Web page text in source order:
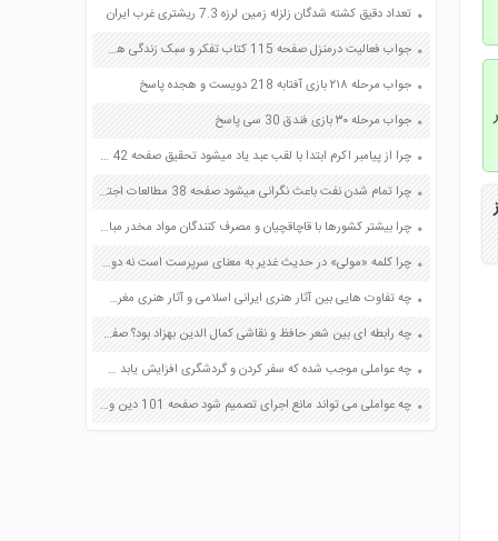
تعداد دقیق کشته شدگان زلزله زمین لرزه 7.3 ریشتری غرب ایران
جواب فعالیت درمنزل صفحه 115 کتاب تفکر و سبک زندگی هشتم باورها یا عقیده
جواب مرحله ۲۱۸ بازی آفتابه 218 دویست و هجده پاسخ
جواب مرحله ۳۰ بازی فندق 30 سی پاسخ
چرا از پیامبر اکرم ابتدا با لقب عبد یاد میشود تحقیق صفحه 42 پیام های آسمان نهم
چرا تمام شدن نفت باعث نگرانی میشود صفحه 38 مطالعات اجتماعی ششم
چرا بیشتر کشورها با قاچاقچیان و مصرف کنندگان مواد مخدر مبارزه می کنند صفحه 29 مطالعات اجتماعی هشتم
چرا کلمه «مولی» در حدیث غدیر به معنای سرپرست است نه دوست؟ صفحه 69 دین و زندگی یازدهم
چه تفاوت هایی بین آثار هنری ایرانی اسلامی و آثار هنری مغرب زمین در زمینه ترکیب بندی وجود دارد صفحه 33 فرهنگ و هنر نهم
چه رابطه ای بین شعر حافظ و نقاشی کمال الدین بهزاد بود؟ صفحه 78 فارسی هشتم
چه عواملی موجب شده که سفر کردن و گردشگری افزایش یابد صفحه 91 مطالعات اجتماعی هفتم
چه عواملی می تواند مانع اجرای تصمیم شود صفحه 101 دین و زندگی دهم